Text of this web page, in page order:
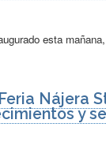
esta
Nájera
y